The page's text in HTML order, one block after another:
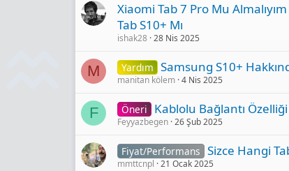
Xiaomi Tab 7 Pro Mu
Tab S10+ Mı
ishak28 28 Nis 2025
M Yardım Samsung S10+
manitan kölem 4 Nis 2025
F Öneri Kablolu Bağlantı
Feyyazbegen 26 Şub 2025
Fiyat/Performans Sizce Hangi
mmttcnpl 21 Ocak 2025